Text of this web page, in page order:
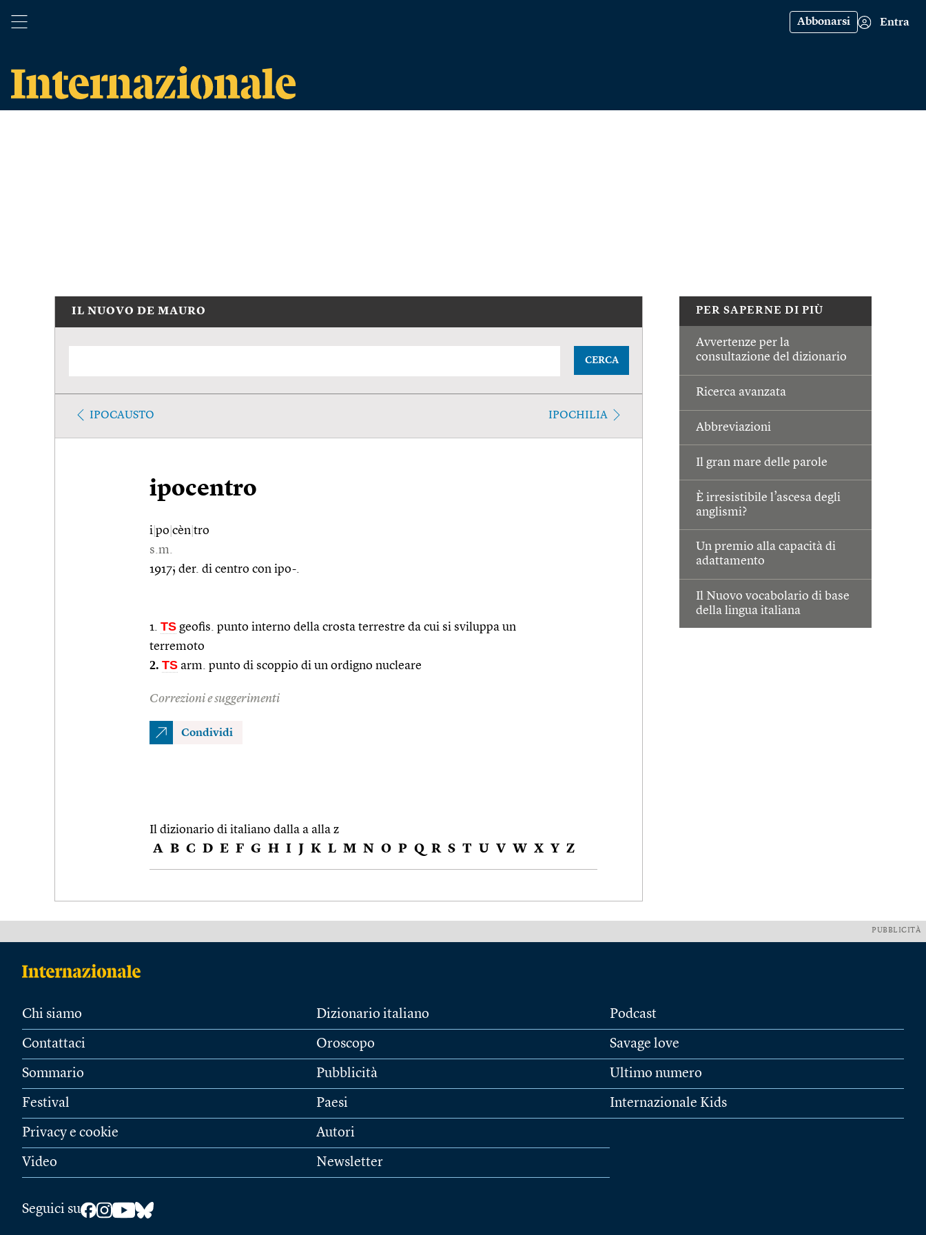
Abbonarsi Entra
PER SAPERNE DI PIÙ
Avvertenze per la
consultazione del dizionario
Ricerca avanzata
Abbreviazioni
Il gran mare delle parole
È irresistibile l’ascesa degli
anglismi?
Un premio alla capacità di
adattamento
Il Nuovo vocabolario di base
della lingua italiana
IL NUOVO DE MAURO
CERCA
IPOCAUSTO IPOCHILIA
ipocentro
i po cèn tro
s.m.
1917; der. di centro con ipo-.
1. TS geofis. punto interno della crosta terrestre da cui si sviluppa un
terremoto
2. TS arm. punto di scoppio di un ordigno nucleare
Correzioni e suggerimenti
Condividi
Il dizionario di italiano dalla a alla z
A B C D E F G H I J K L M N O P Q R S T U V W X Y Z
PUBBLICITÀ
Chi siamo
Contattaci
Sommario
Festival
Privacy e cookie
Video
Dizionario italiano
Oroscopo
Pubblicità
Paesi
Autori
Newsletter
Podcast
Savage love
Ultimo numero
Internazionale Kids
Seguici su